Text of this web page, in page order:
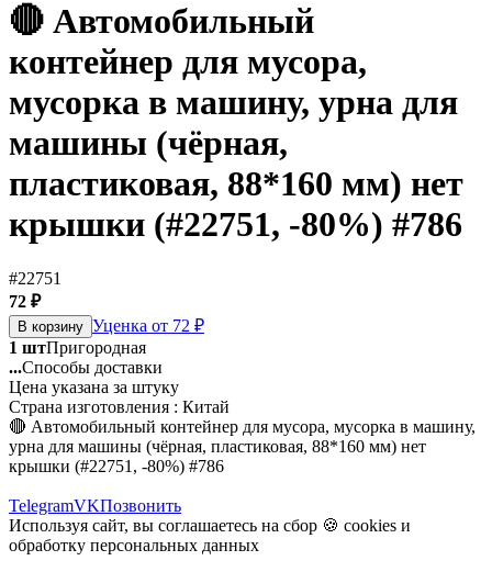
🔴 Автомобильный
контейнер для мусора,
мусорка в машину, урна для
машины (чёрная,
пластиковая, 88*160 мм) нет
крышки (#22751, -80%) #786
#22751
72 ₽
В корзину Уценка от 72 ₽
1 штПригородная
...Способы доставки
Цена указана за штуку
Страна изготовления : Китай
🔴 Автомобильный контейнер для мусора, мусорка в машину,
урна для машины (чёрная, пластиковая, 88*160 мм) нет
крышки (#22751, -80%) #786
TelegramVKПозвонить
Используя сайт, вы соглашаетесь на сбор 🍪 cookies и
обработку персональных данных